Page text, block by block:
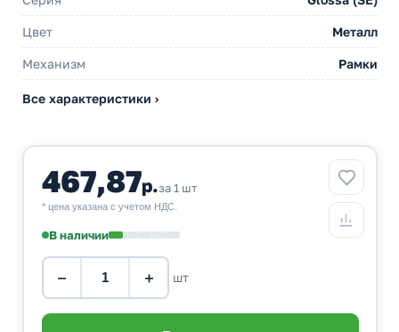
Цвет Металл
Механизм Рамки
Все характеристики ›
467,87р.за 1 шт
* цена указана с учетом НДС.
В наличии
− + шт